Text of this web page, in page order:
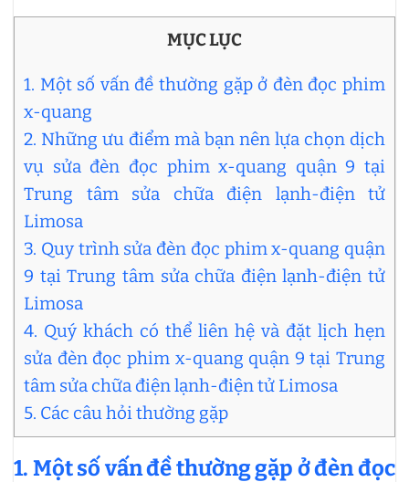
MỤC LỤC
1. Một số vấn đề thường gặp ở đèn đọc phim
x-quang
2. Những ưu điểm mà bạn nên lựa chọn dịch
vụ sửa đèn đọc phim x-quang quận 9 tại
Trung tâm sửa chữa điện lạnh-điện tử
Limosa
3. Quy trình sửa đèn đọc phim x-quang quận
9 tại Trung tâm sửa chữa điện lạnh-điện tử
Limosa
4. Quý khách có thể liên hệ và đặt lịch hẹn
sửa đèn đọc phim x-quang quận 9 tại Trung
tâm sửa chữa điện lạnh-điện tử Limosa
5. Các câu hỏi thường gặp
1. Một số vấn đề thường gặp ở đèn đọc